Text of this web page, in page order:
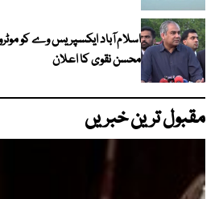
اسلام آباد ایکسپریس وے کو
محسن نقوی کا اعلان
مقبول ترین خبریں